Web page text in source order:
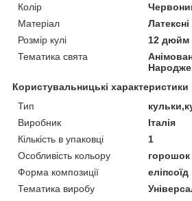
Колір
Матеріал
Латексні
Розмір кулі
12 дюйм
Тематика свята
Користувальницькі характеристики
Тип
Виробник
Італія
Кількість в упаковці
1
Особливість кольору
горошок
Форма композиції
еліпсоїд
Тематика виробу